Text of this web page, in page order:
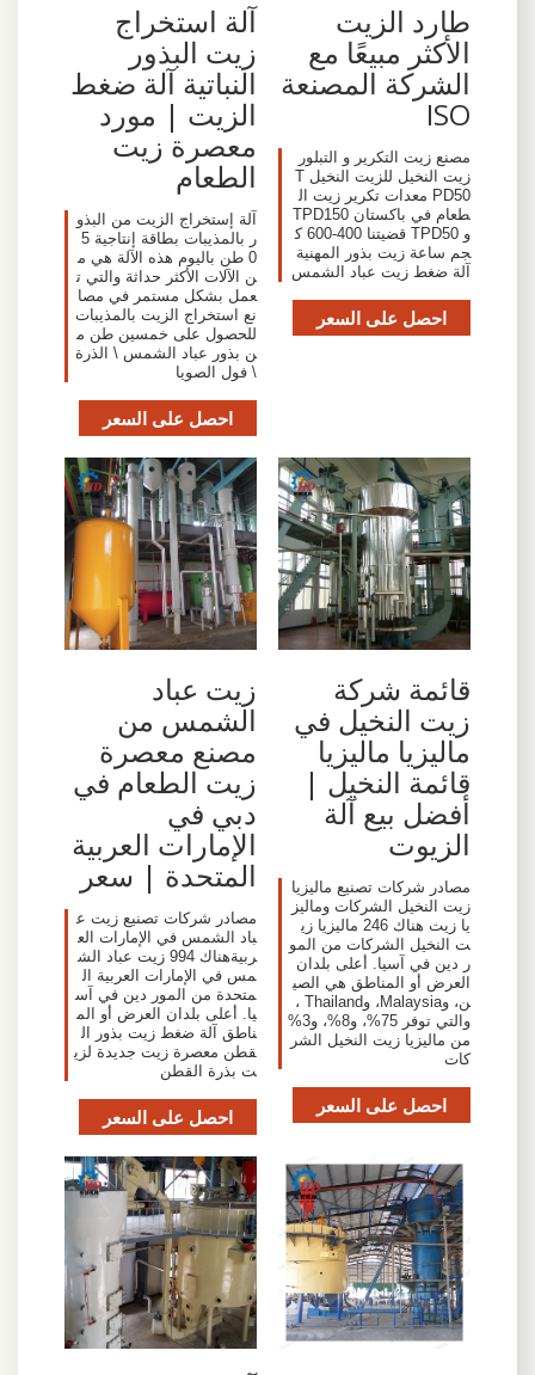
طارد الزيت
الأكثر مبيعًا مع
الشركة المصنعة
ISO
مصنع زيت التكرير و التبلور
زيت النخيل للزيت النخيل T
PD50 معدات تكرير زيت ال
طعام في باكستان TPD150
و TPD50 قضيتنا 400-600 ك
جم ساعة زيت بذور المهنية
آلة ضغط زيت عباد الشمس
احصل على السعر
آلة استخراج
زيت البذور
النباتية آلة ضغط
الزيت | مورد
معصرة زيت
الطعام
آلة إستخراج الزيت من البذو
ر بالمذيبات بطاقة إنتاجية 5
0 طن باليوم هذه الآلة هي م
ن الآلات الأكثر حداثة والتي ت
عمل بشكل مستمر في مصا
نع استخراج الزيت بالمذيبات
للحصول على خمسين طن م
ن بذور عباد الشمس \ الذرة
\ فول الصويا
احصل على السعر
قائمة شركة
زيت النخيل في
ماليزيا ماليزيا
قائمة النخيل |
أفضل بيع آلة
الزيوت
مصادر شركات تصنيع ماليزيا
زيت النخيل الشركات وماليز
يا زيت هناك 246 ماليزيا زي
ت النخيل الشركات من المو
ر دين في آسيا. أعلى بلدان
العرض أو المناطق هي الصي
ن، وMalaysia، وThailand ،
والتي توفر 75%، و8%، و3%
من ماليزيا زيت النخيل الشر
كات
احصل على السعر
زيت عباد
الشمس من
مصنع معصرة
زيت الطعام في
دبي في
الإمارات العربية
المتحدة | سعر
مصادر شركات تصنيع زيت ع
باد الشمس في الإمارات الع
ربيةهناك 994 زيت عباد الش
مس في الإمارات العربية ال
متحدة من المور دين في آس
يا. أعلى بلدان العرض أو الم
ناطق آلة ضغط زيت بذور ال
قطن معصرة زيت جديدة لزي
ت بذرة القطن
احصل على السعر